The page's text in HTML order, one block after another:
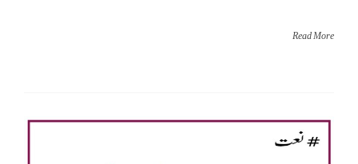
Read More